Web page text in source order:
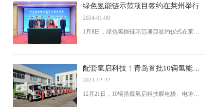
划）。
绿色氢能链示范项目签约在莱州举行
2024-01-09
1月8日，绿色氢能链示范项目签约仪式在莱州
配套氢启科技！青岛首批10辆氢能环
卫车辆正式交付
2023-12-22
12月21日，10辆搭载氢启科技膜电极、电堆和